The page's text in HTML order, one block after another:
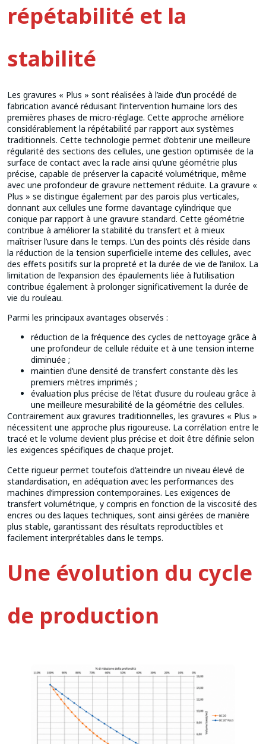
répétabilité et la
stabilité
Les gravures « Plus » sont réalisées à l’aide d’un procédé de
fabrication avancé réduisant l’intervention humaine lors des
premières phases de micro-réglage. Cette approche améliore
considérablement la répétabilité par rapport aux systèmes
traditionnels. Cette technologie permet d’obtenir une meilleure
régularité des sections des cellules, une gestion optimisée de la
surface de contact avec la racle ainsi qu’une géométrie plus
précise, capable de préserver la capacité volumétrique, même
avec une profondeur de gravure nettement réduite. La gravure «
Plus » se distingue également par des parois plus verticales,
donnant aux cellules une forme davantage cylindrique que
conique par rapport à une gravure standard. Cette géométrie
contribue à améliorer la stabilité du transfert et à mieux
maîtriser l’usure dans le temps. L’un des points clés réside dans
la réduction de la tension superficielle interne des cellules, avec
des effets positifs sur la propreté et la durée de vie de l’anilox. La
limitation de l’expansion des épaulements liée à l’utilisation
contribue également à prolonger significativement la durée de
vie du rouleau.
Parmi les principaux avantages observés :
réduction de la fréquence des cycles de nettoyage grâce à
une profondeur de cellule réduite et à une tension interne
diminuée ;
maintien d’une densité de transfert constante dès les
premiers mètres imprimés ;
évaluation plus précise de l’état d’usure du rouleau grâce à
une meilleure mesurabilité de la géométrie des cellules.
Contrairement aux gravures traditionnelles, les gravures « Plus »
nécessitent une approche plus rigoureuse. La corrélation entre le
tracé et le volume devient plus précise et doit être définie selon
les exigences spécifiques de chaque projet.
Cette rigueur permet toutefois d’atteindre un niveau élevé de
standardisation, en adéquation avec les performances des
machines d’impression contemporaines. Les exigences de
transfert volumétrique, y compris en fonction de la viscosité des
encres ou des laques techniques, sont ainsi gérées de manière
plus stable, garantissant des résultats reproductibles et
facilement interprétables dans le temps.
Une évolution du cycle
de production